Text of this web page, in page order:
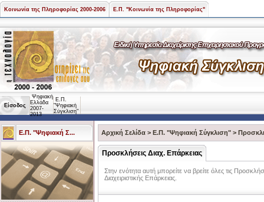
Κοινωνία της Πληροφορίας 2000-2006 Ε.Π. "Κοινωνία της Πληροφορίας"
Είσοδος
Ψηφιακή
Ελλάδα
2007-
2013
Ε.Π.
"Ψηφιακή
Σύγκλιση"
Ε.Π. "Ψηφιακή Σ... Αρχική Σελίδα > Ε.Π. "Ψηφιακή Σύγκλιση" >
Προσκλήσεις Διαχ. Επάρκειας
Στην ενότητα αυτή μπορείτε να βρείτε όλες τις
Διαχειριστικής Επάρκειας.